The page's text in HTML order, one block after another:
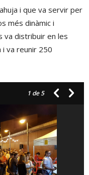
i que va servir per
més dinàmic i
va distribuir en les
va reunir 250
1 de 5